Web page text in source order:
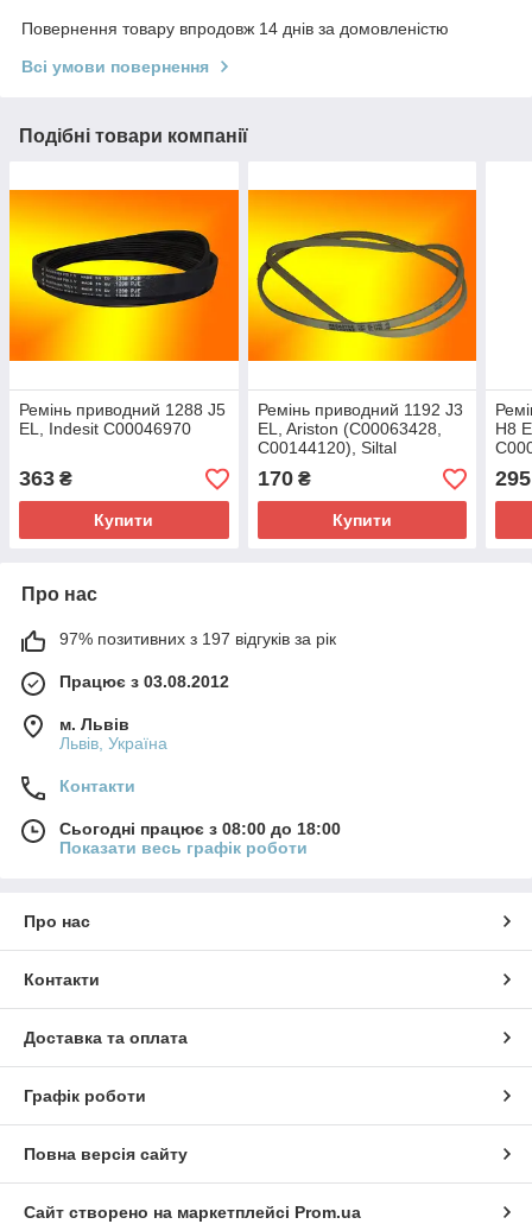
Повернення товару впродовж 14 днів за домовленістю
Всі умови повернення
Подібні товари компанії
Ремінь приводний 1288 J5
EL, Indesit C00046970
363 ₴
Купити
Ремінь приводний 1192 J3
EL, Ariston (C00063428,
C00144120), Siltal
(36107700)
170₴
Купити
H8
295
Про нас
97% позитивних з 197 відгуків за рік
Працює з 03.08.2012
м. Львів
Львів, Україна
Контакти
Сьогодні працює з 08:00 до 18:00
Показати весь графік роботи
Про нас
Контакти
Доставка та оплата
Графік роботи
Повна версія сайту
Сайт створено на маркетплейсі Prom.ua